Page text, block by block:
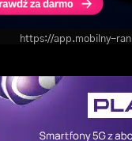
https://app.mobilny-